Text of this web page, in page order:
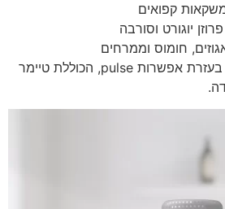
קפואים
יוגורט וסורבה
חומוס וממרחים
בנוסף, ניתן לעבוד ידנית בעזרת אפשרות pulse, הכוללת טיימר